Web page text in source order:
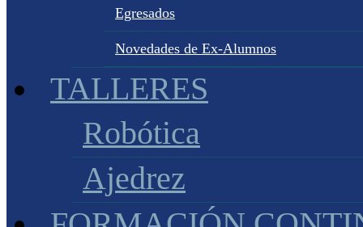
Egresados
Novedades de Ex-Alumnos
TALLERES
Robótica
Ajedrez